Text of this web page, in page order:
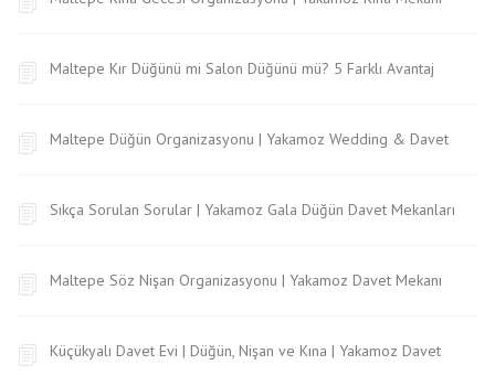
Maltepe Kır Düğünü mi Salon Düğünü mü? 5 Farklı Avantaj
Maltepe Düğün Organizasyonu | Yakamoz Wedding & Davet
Sıkça Sorulan Sorular | Yakamoz Gala Düğün Davet Mekanları
Maltepe Söz Nişan Organizasyonu | Yakamoz Davet Mekanı
Küçükyalı Davet Evi | Düğün, Nişan ve Kına | Yakamoz Davet